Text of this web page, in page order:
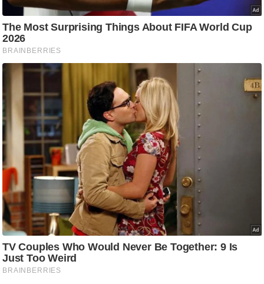
वु
ड
हॉ
ली
वु
ल्म
क्षा
B
r
e
a
k
i
n